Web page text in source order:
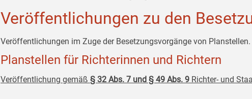
Veröffentlichungen zu den
Veröffentlichungen im Zuge der Besetzungsvorgänge von Planstellen.
Planstellen für Richterinnen und Richtern
Veröffentlichung gemäß § 32 Abs. 7 und § 49 Abs. 9 Richter- und